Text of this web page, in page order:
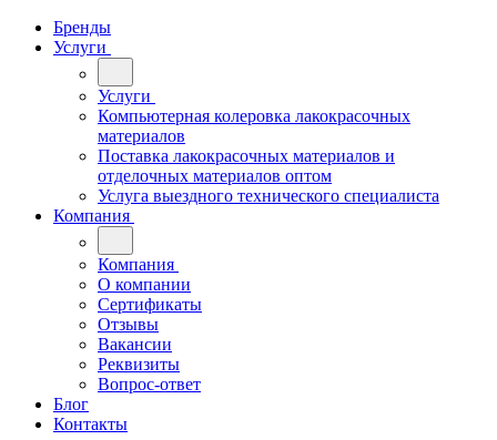
Бренды
Услуги
Услуги
Компьютерная колеровка лакокрасочных
материалов
Поставка лакокрасочных материалов и
отделочных материалов оптом
Услуга выездного технического специалиста
Компания
Компания
О компании
Сертификаты
Отзывы
Вакансии
Реквизиты
Вопрос-ответ
Блог
Контакты